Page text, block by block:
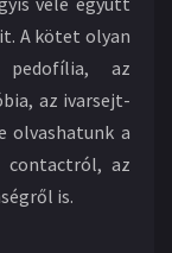
A kötet olyan
az
az ivarsejt-
olvashatunk a
contactról, az
is.